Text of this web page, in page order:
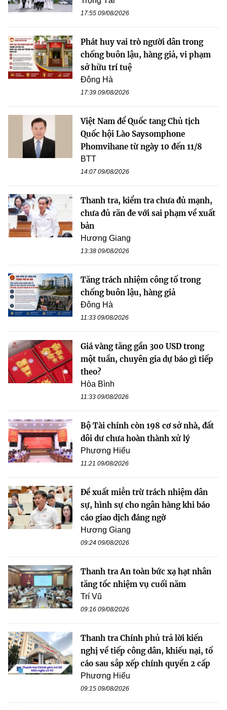
17:55 09/08/2026
Phát huy vai trò người dân trong
chống buôn lậu, hàng giả, vi phạm
sở hữu trí tuệ
Đông Hà
17:39 09/08/2026
Việt Nam để Quốc tang Chủ tịch
Quốc hội Lào Saysomphone
Phomvihane từ ngày 10 đến 11/8
BTT
14:07 09/08/2026
Thanh tra, kiểm tra chưa đủ mạnh,
chưa đủ răn đe với sai phạm về xuất
bản
Hương Giang
13:38 09/08/2026
Tăng trách nhiệm công tố trong
chống buôn lậu, hàng giả
Đông Hà
11:33 09/08/2026
Giá vàng tăng gần 300 USD trong
một tuần, chuyên gia dự báo gì tiếp
theo?
Hòa Bình
11:33 09/08/2026
Bộ Tài chính còn 198 cơ sở nhà, đất
dôi dư chưa hoàn thành xử lý
Phương Hiếu
11:21 09/08/2026
Đề xuất miễn trừ trách nhiệm dân
sự, hình sự cho ngân hàng khi báo
cáo giao dịch đáng ngờ
Hương Giang
09:24 09/08/2026
Thanh tra An toàn bức xạ hạt nhân
tăng tốc nhiệm vụ cuối năm
Trí Vũ
09:16 09/08/2026
Thanh tra Chính phủ trả lời kiến
nghị về tiếp công dân, khiếu nại, tố
cáo sau sắp xếp chính quyền 2 cấp
Phương Hiếu
09:15 09/08/2026